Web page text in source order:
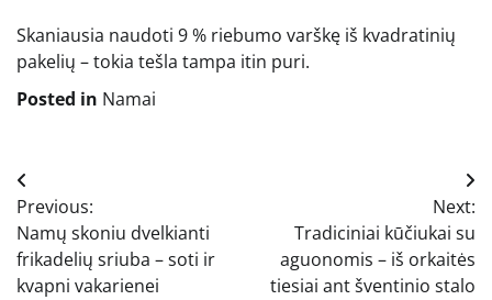
Skaniausia naudoti 9 % riebumo varškę iš kvadratinių
pakelių – tokia tešla tampa itin puri.
Posted in Namai
Navigacija
tarp
įrašų
Previous:
Namų skoniu dvelkianti
frikadelių sriuba – soti ir
kvapni vakarienei
Next:
Tradiciniai kūčiukai su
aguonomis – iš orkaitės
tiesiai ant šventinio stalo